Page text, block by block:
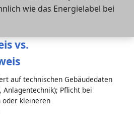
wie das Energielabel bei
vs.
auf technischen Gebäudedaten
Anlagentechnik); Pflicht bei
oder kleineren